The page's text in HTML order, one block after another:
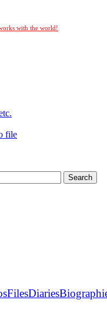
with the world!
file
FilesDiaries